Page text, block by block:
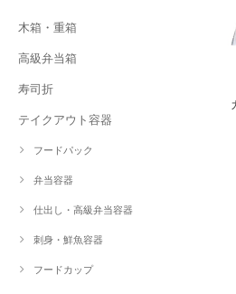
木箱・重箱
高級弁当箱
寿司折
テイクアウト容器
フードパック
弁当容器
仕出し・高級弁当容器
刺身・鮮魚容器
フードカップ